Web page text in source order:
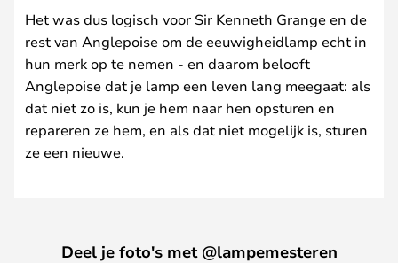
Het was dus logisch voor Sir Kenneth Grange en de
rest van Anglepoise om de eeuwigheidlamp echt in
hun merk op te nemen - en daarom belooft
Anglepoise dat je lamp een leven lang meegaat: als
dat niet zo is, kun je hem naar hen opsturen en
repareren ze hem, en als dat niet mogelijk is, sturen
ze een nieuwe.
Deel je foto's met @lampemesteren